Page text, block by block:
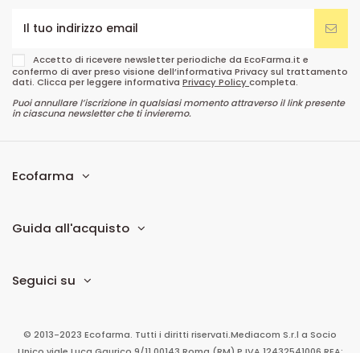
Accetto di ricevere newsletter periodiche da EcoFarma.it e
confermo di aver preso visione dell’informativa Privacy sul trattamento
dati. Clicca per leggere informativa Privacy Policycompleta.
Puoi annullare l’iscrizione in qualsiasi momento attraverso il link presente
in ciascuna newsletter che ti invieremo.
Ecofarma
Guida all'acquisto
Seguici su
© 2013-2023 Ecofarma. Tutti i diritti riservati.Mediacom S.r.l a Socio